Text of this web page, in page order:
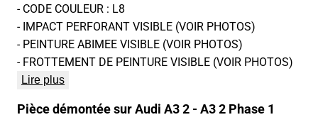
- CODE COULEUR : L8
- IMPACT PERFORANT VISIBLE (VOIR PHOTOS)
- PEINTURE ABIMEE VISIBLE (VOIR PHOTOS)
- FROTTEMENT DE PEINTURE VISIBLE (VOIR PHOTOS)
Lire plus
Pièce démontée sur Audi A3 2 - A3 2 Phase 1